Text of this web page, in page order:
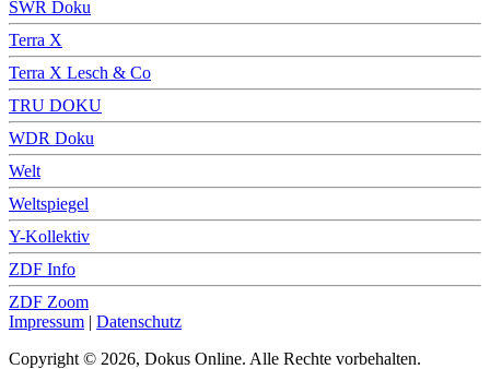
SWR Doku
Terra X
Terra X Lesch & Co
TRU DOKU
WDR Doku
Welt
Weltspiegel
Y-Kollektiv
ZDF Info
ZDF Zoom
Impressum | Datenschutz
Copyright © 2026, Dokus Online. Alle Rechte vorbehalten.